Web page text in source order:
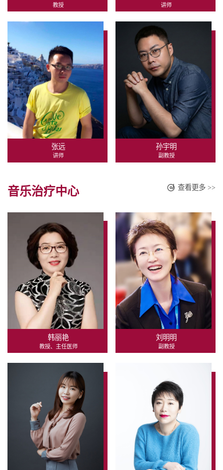
教授 讲师
张远
讲师
孙宇明
副教授
音乐治疗中心 查看更多 >>
韩丽艳
教授、主任医师
刘明明
副教授